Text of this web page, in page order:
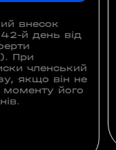
внесок
й день від
При
членський
якщо він не
моменту його